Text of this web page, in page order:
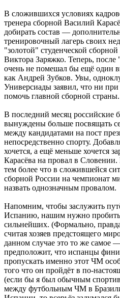
В сложившихся условиях
тренера сборной Василий
добирать состав —
тренировочный лагерь своих
"золотой" студенческой
Виктора Заряжко. Теперь,
очень не помешал бы ещё один
как Андрей Зубков. Увы,
Универсиады заявил, что ни
помочь главной сборной страны.
В последний месяц российские
вынуждены больше посвящать
между кандидатами на пост
непосредственно спорту.
хочется, а ещё меньше хочется
Карасёва на провал в
тем более что в сложившейся
сборной России на чемпионат
назвать однозначным провалом.
Напомним, чтобы заслужить
Испанию, нашим нужно
сильнейших. (Формально,
считая хозяев предстоящего
данном случае это то же самое
предположит, что испанцы
пропускать именно этот ЧМ
того что он пройдёт в по-
(если бы я был обычным
между футбольным ЧМ в